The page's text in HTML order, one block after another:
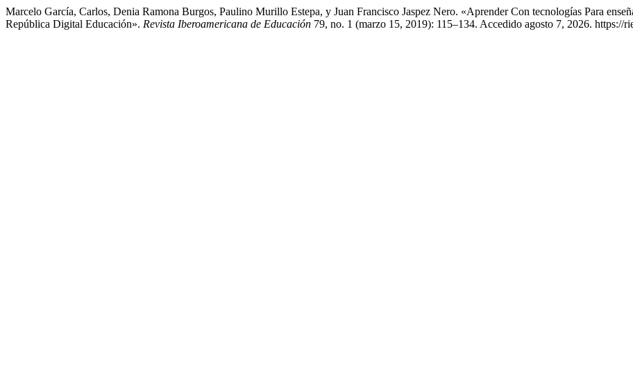
Marcelo García, Carlos, Denia Ramona Burgos, Paulino Murillo Estepa, y Juan Francisco Jaspez Nero. «Aprender Con tecnologías Para
República Digital Educación». Revista Iberoamericana de Educación 79, no. 1 (marzo 15, 2019): 115–134. Accedido agosto 7, 2026. https://